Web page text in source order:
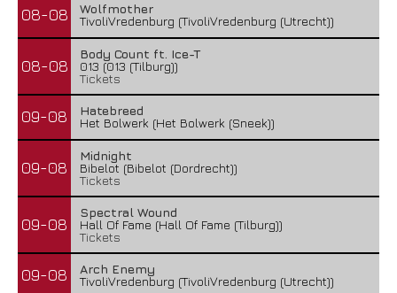
08-08
Wolfmother
TivoliVredenburg (TivoliVredenburg (Utrecht))
08-08
Body Count ft. Ice-T
013 (013 (Tilburg))
Tickets
09-08
Hatebreed
Het Bolwerk (Het Bolwerk (Sneek))
09-08
Midnight
Bibelot (Bibelot (Dordrecht))
Tickets
09-08
Spectral Wound
Hall Of Fame (Hall Of Fame (Tilburg))
Tickets
09-08
Arch Enemy
TivoliVredenburg (TivoliVredenburg (Utrecht))